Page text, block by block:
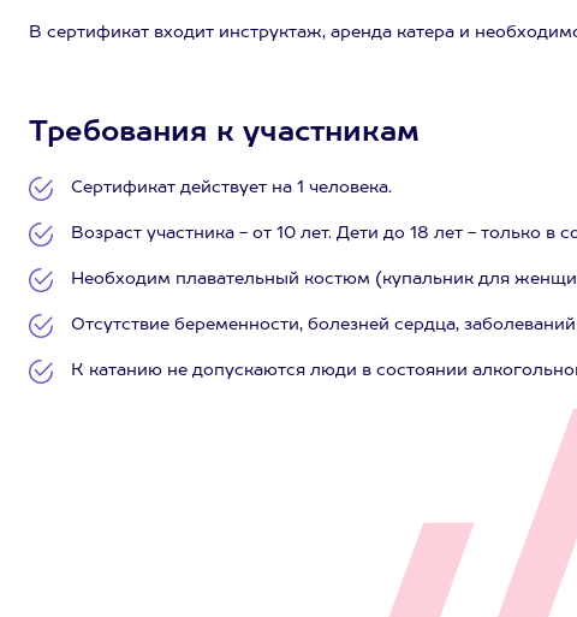
В сертификат входит инструктаж, аренда катера и
Требования к участникам
Сертификат действует на 1 человека.
Возраст участника - от 10 лет. Дети до 18 лет - только в
Необходим плавательный костюм (купальник для
Отсутствие беременности, болезней сердца,
К катанию не допускаются люди в состоянии